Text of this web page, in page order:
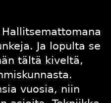
Ja lopulta se
tältä kiveltä,
vuosia, niin